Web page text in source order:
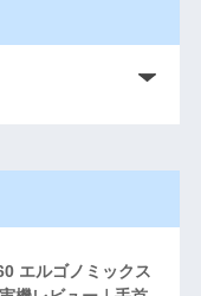
エルゴノミックス